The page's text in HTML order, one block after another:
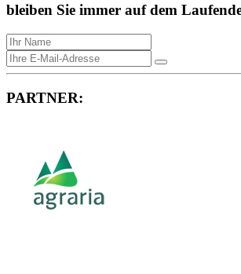
bleiben Sie immer auf dem
PARTNER: